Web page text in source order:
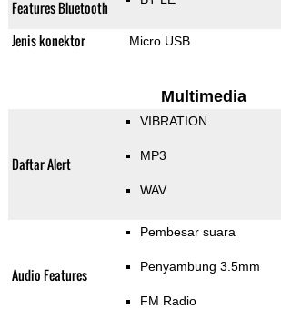
Features Bluetooth
Jenis konektor Micro USB
Multimedia
Daftar Alert
VIBRATION
MP3
WAV
Audio Features
Pembesar suara
Penyambung 3.5mm
FM Radio